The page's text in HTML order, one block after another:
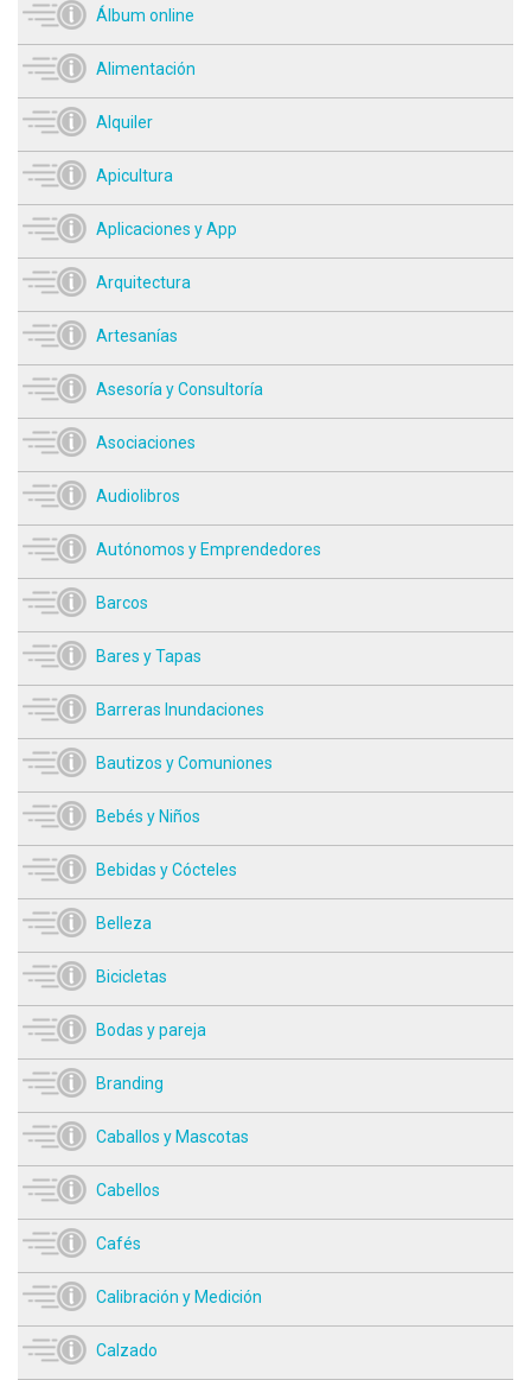
Álbum online
Alimentación
Alquiler
Apicultura
Aplicaciones y App
Arquitectura
Artesanías
Asesoría y Consultoría
Asociaciones
Audiolibros
Autónomos y Emprendedores
Barcos
Bares y Tapas
Barreras Inundaciones
Bautizos y Comuniones
Bebés y Niños
Bebidas y Cócteles
Belleza
Bicicletas
Bodas y pareja
Branding
Caballos y Mascotas
Cabellos
Cafés
Calibración y Medición
Calzado